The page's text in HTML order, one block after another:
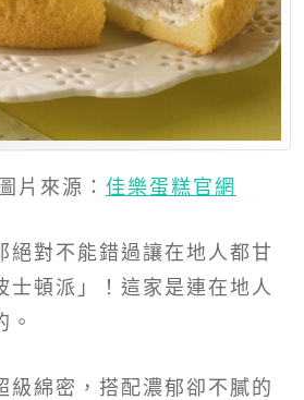
片來源： 佳樂蛋糕官網
絕對不能錯過讓在地人都甘
士頓派」！這家是連在地人
級綿密，搭配濃郁卻不膩的